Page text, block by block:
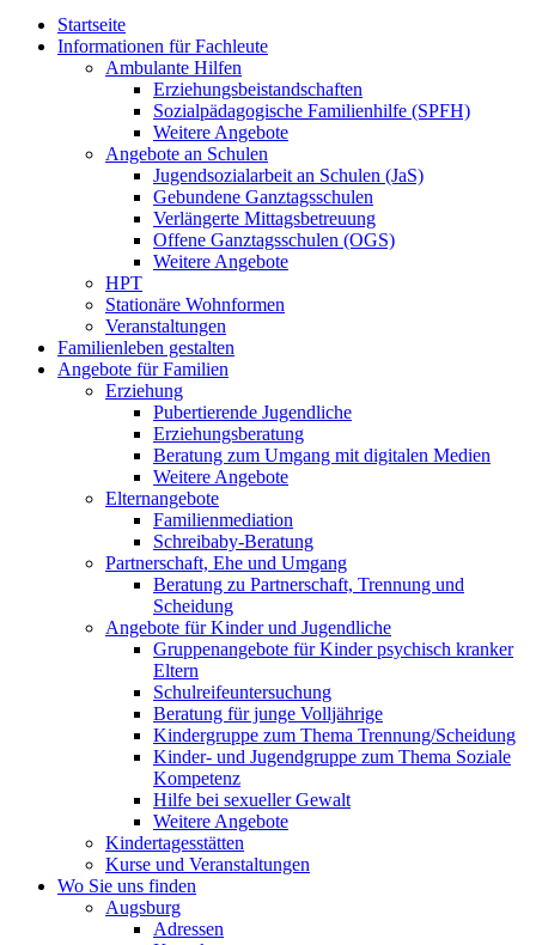
Startseite
Informationen für Fachleute
Ambulante Hilfen
Erziehungsbeistandschaften
Sozialpädagogische Familienhilfe (SPFH)
Weitere Angebote
Angebote an Schulen
Jugendsozialarbeit an Schulen (JaS)
Gebundene Ganztagsschulen
Verlängerte Mittagsbetreuung
Offene Ganztagsschulen (OGS)
Weitere Angebote
HPT
Stationäre Wohnformen
Veranstaltungen
Familienleben gestalten
Angebote für Familien
Erziehung
Pubertierende Jugendliche
Erziehungsberatung
Beratung zum Umgang mit digitalen Medien
Weitere Angebote
Elternangebote
Familienmediation
Schreibaby-Beratung
Partnerschaft, Ehe und Umgang
Beratung zu Partnerschaft, Trennung und
Scheidung
Angebote für Kinder und Jugendliche
Gruppenangebote für Kinder psychisch kranker
Eltern
Schulreifeuntersuchung
Beratung für junge Volljährige
Kindergruppe zum Thema Trennung/Scheidung
Kinder- und Jugendgruppe zum Thema Soziale
Kompetenz
Hilfe bei sexueller Gewalt
Weitere Angebote
Kindertagesstätten
Kurse und Veranstaltungen
Wo Sie uns finden
Augsburg
Adressen